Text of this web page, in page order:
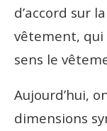
d’accord sur
vêtement, qui
sens le
Aujourd’hui,
dimensions